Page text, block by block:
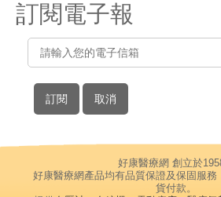
訂閱電子報
好康醫療網 創立於
好康醫療網產品均有品質保證及保固服務
貨付款。